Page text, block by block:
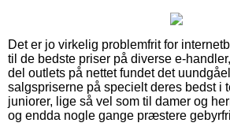
Det er jo virkelig problemfrit for
til de bedste priser på diverse e-
del outlets på nettet fundet det
salgspriserne på specielt deres bedst i
juniorer, lige så vel som til damer og
og endda nogle gange præstere